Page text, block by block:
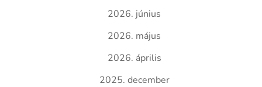
2026. június
2026. május
2026. április
2025. december